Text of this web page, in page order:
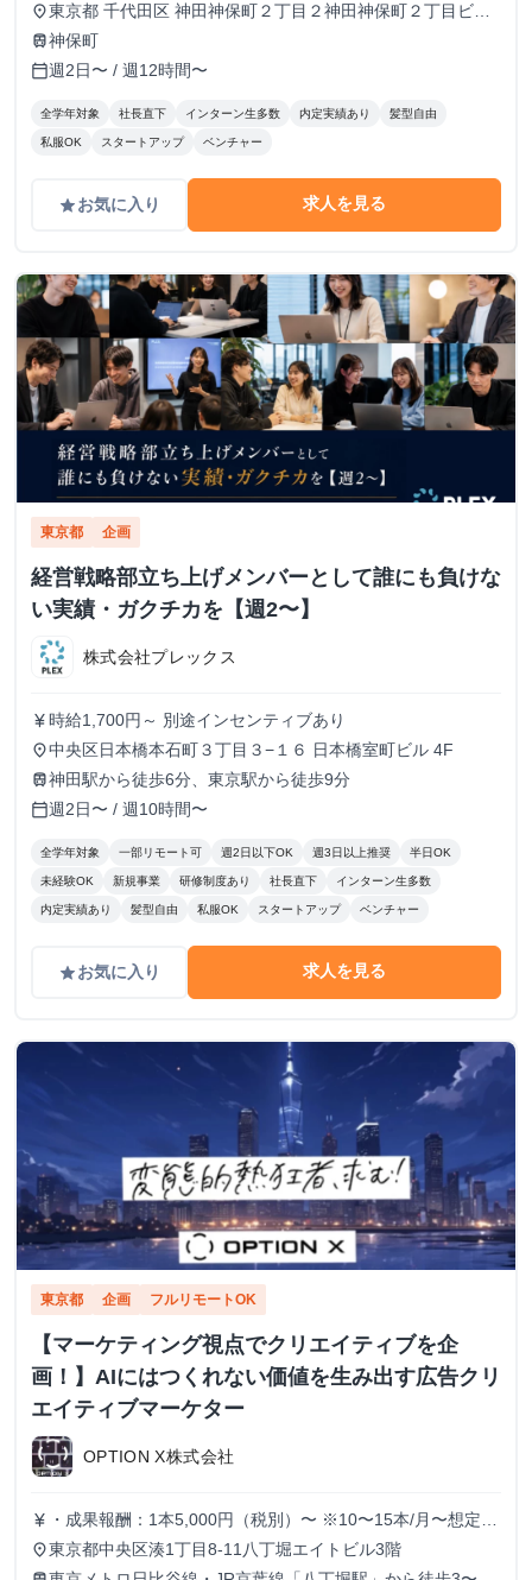
place東京都 千代田区 神田神保町２丁目２神田神保町２丁目ビル
５０２号室
train神保町
calendar_today週2日〜 / 週12時間〜
全学年対象 社長直下 インターン生多数 内定実績あり 髪型自由
私服OK スタートアップ ベンチャー
gradeお気に入り 求人を見る
東京都 企画
経営戦略部立ち上げメンバーとして誰にも負けな
い実績・ガクチカを【週2〜】
株式会社プレックス
currency_yen 時給1,700円～ 別途インセンティブあり
place中央区日本橋本石町３丁目３−１６ 日本橋室町ビル 4F
train神田駅から徒歩6分、東京駅から徒歩9分
calendar_today週2日〜 / 週10時間〜
全学年対象 一部リモート可 週2日以下OK 週3日以上推奨 半日OK
未経験OK 新規事業 研修制度あり 社長直下 インターン生多数
内定実績あり 髪型自由 私服OK スタートアップ ベンチャー
gradeお気に入り 求人を見る
東京都 企画 フルリモートOK
【マーケティング視点でクリエイティブを企
画！】AIにはつくれない価値を生み出す広告クリ
エイティブマーケター
OPTION X株式会社
currency_yen ・成果報酬：1本5,000円（税別）〜 ※10〜15本/月〜想定
※経験、実績、能力等によって変動 ※トライアル期間の場
合変動あり
place東京都中央区湊1丁目8-11八丁堀エイトビル3階